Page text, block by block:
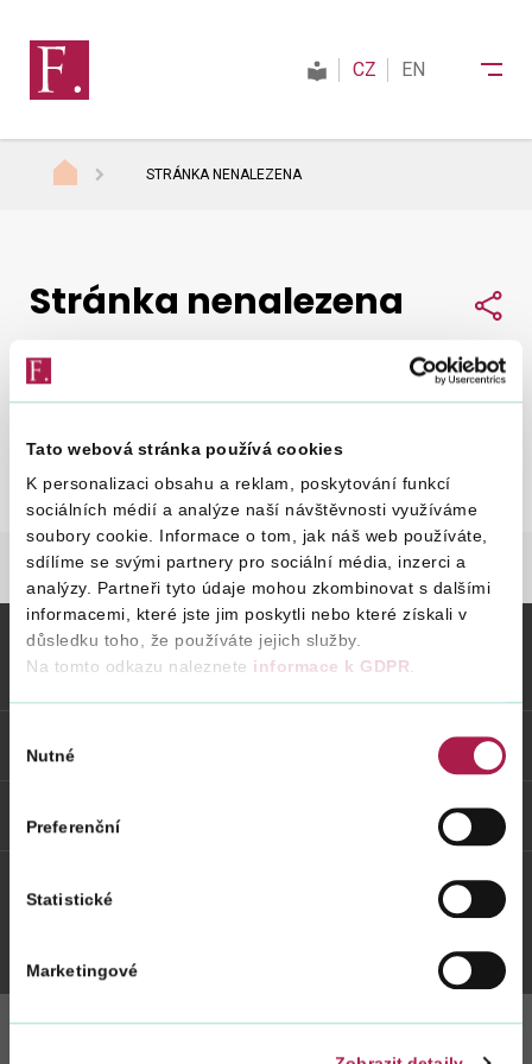
Tato webová stránka používá cookies
K personalizaci obsahu a reklam, poskytování funkcí
sociálních médií a analýze naší návštěvnosti využíváme
soubory cookie. Informace o tom, jak náš web používáte,
sdílíme se svými partnery pro sociální média, inzerci a
analýzy. Partneři tyto údaje mohou zkombinovat s dalšími
informacemi, které jste jim poskytli nebo které získali v
důsledku toho, že používáte jejich služby.
Na tomto odkazu naleznete informace k GDPR.
souhlasu
Nutné
Preferenční
Statistické
Marketingové
Daně
Mezinárodní spolupráce
Kontakty
Vyhledat na webu
CZ EN
STRÁNKA NENALEZENA
Nepodařilo se nám najít, co jste hledali.
znovu.
Stránka nenalezena
STRÁNKA NENALEZENA
Vybrané informace
Odkazy
Weby FS
Instagram